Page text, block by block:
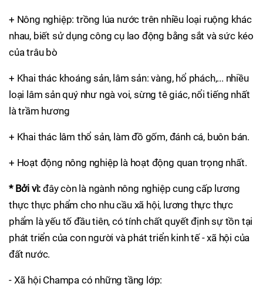
+ Nông nghiệp: trồng lúa nước trên nhiều loại ruộng khác
nhau, biết sử dụng công cụ lao động bằng sắt và sức kéo
của trâu bò
+ Khai thác khoáng sản, lâm sản: vàng, hổ phách,... nhiều
loại lâm sản quý như ngà voi, sừng tê giác, nổi tiếng nhất
là trầm hương
+ Khai thác lâm thổ sản, làm đồ gốm, đánh cá, buôn bán.
+ Hoạt động nông nghiệp là hoạt động quan trọng nhất.
* Bởi vì: đây còn là ngành nông nghiệp cung cấp lương
thực thực phẩm cho nhu cầu xã hội, lương thực thực
phẩm là yếu tố đầu tiên, có tính chất quyết định sự tồn tại
phát triển của con người và phát triển kinh tế - xã hội của
đất nước.
- Xã hội Champa có những tầng lớp: